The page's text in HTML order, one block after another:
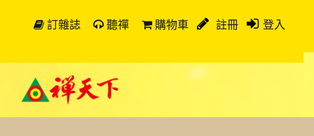
訂雜誌 聽禪 購物車 註冊 登入